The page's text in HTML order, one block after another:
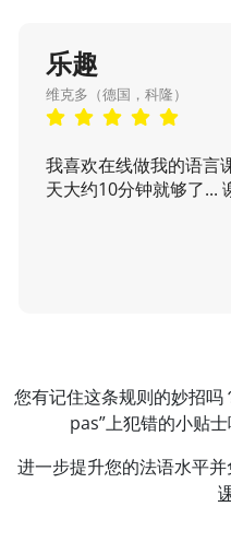
乐趣
维克多（德国，科隆）
我喜欢在线做我的语言
天大约10分钟就够了...
您有记住这条规则的妙招
pas”上犯错的小贴士
进一步提升您的法语水平